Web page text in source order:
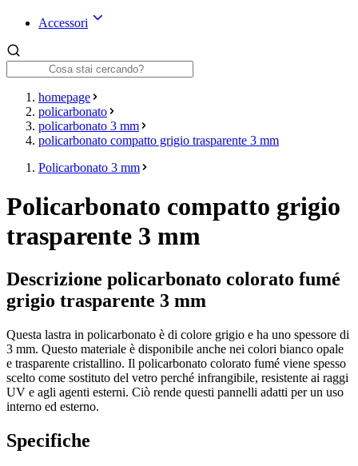
Accessori
homepage
policarbonato
policarbonato 3 mm
policarbonato compatto grigio trasparente 3 mm
Policarbonato 3 mm
Policarbonato compatto grigio
trasparente 3 mm
Descrizione policarbonato colorato fumé
grigio trasparente 3 mm
Questa lastra in policarbonato è di colore grigio e ha uno spessore di
3 mm. Questo materiale è disponibile anche nei colori bianco opale
e trasparente cristallino. Il policarbonato colorato fumé viene spesso
scelto come sostituto del vetro perché infrangibile, resistente ai raggi
UV e agli agenti esterni. Ciò rende questi pannelli adatti per un uso
interno ed esterno.
Specifiche